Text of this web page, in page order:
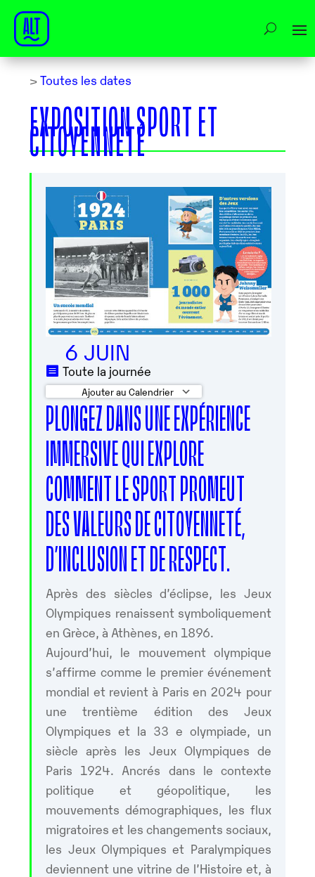
> Toutes les dates
EXPOSITION SPORT ET
CITOYENNETÉ
6 JUIN
Toute la journée
Ajouter au Calendrier
Télécharger ICS Calendrier Google
PLONGEZ DANS UNE EXPÉRIENCE
IMMERSIVE QUI EXPLORE
COMMENT LE SPORT PROMEUT
DES VALEURS DE CITOYENNETÉ,
D’INCLUSION ET DE RESPECT.
Après des siècles d’éclipse, les Jeux
Olympiques renaissent symboliquement
en Grèce, à Athènes, en 1896.
Aujourd’hui, le mouvement olympique
s’affirme comme le premier événement
mondial et revient à Paris en 2024 pour
une trentième édition des Jeux
Olympiques et la 33 e olympiade, un
siècle après les Jeux Olympiques de
Paris 1924. Ancrés dans le contexte
politique et géopolitique, les
mouvements démographiques, les flux
migratoires et les changements sociaux,
les Jeux Olympiques et Paralympiques
deviennent une vitrine de l’Histoire et, à